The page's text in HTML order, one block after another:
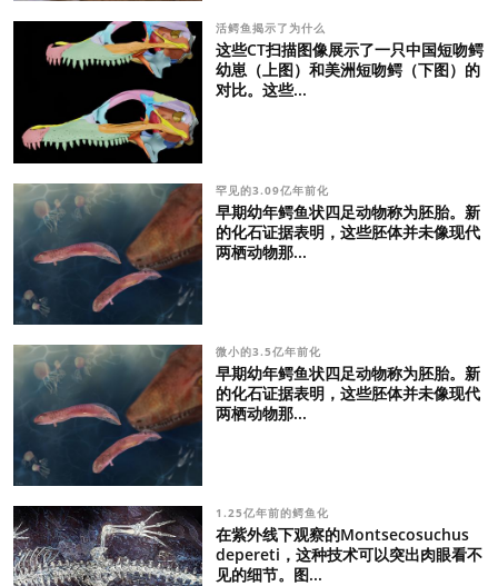
活鳄鱼揭示了为什么
这些CT扫描图像展示了一只中国短吻鳄
幼崽（上图）和美洲短吻鳄（下图）的
对比。这些...
罕见的3.09亿年前化
早期幼年鳄鱼状四足动物称为胚胎。新
的化石证据表明，这些胚体并未像现代
两栖动物那...
微小的3.5亿年前化
早期幼年鳄鱼状四足动物称为胚胎。新
的化石证据表明，这些胚体并未像现代
两栖动物那...
1.25亿年前的鳄鱼化
在紫外线下观察的Montsecosuchus
depereti，这种技术可以突出肉眼看不
见的细节。图...